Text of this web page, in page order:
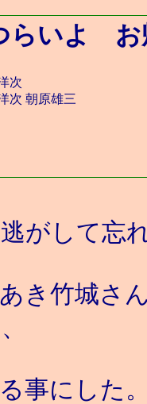
らいよ お
次
次 朝原雄三
がして忘
き竹城さ
事にした